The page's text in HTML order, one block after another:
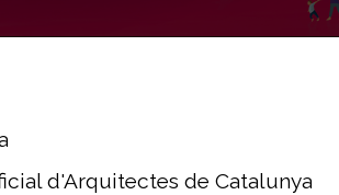
d'Arquitectes de Catalunya